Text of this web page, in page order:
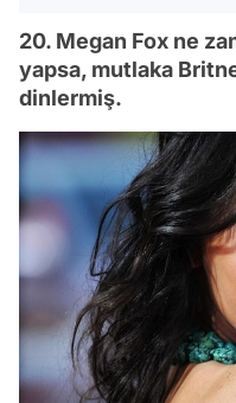
20. Megan Fox ne
yapsa, mutlaka
dinlermiş.